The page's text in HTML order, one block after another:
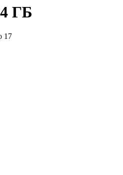
ГБ
17